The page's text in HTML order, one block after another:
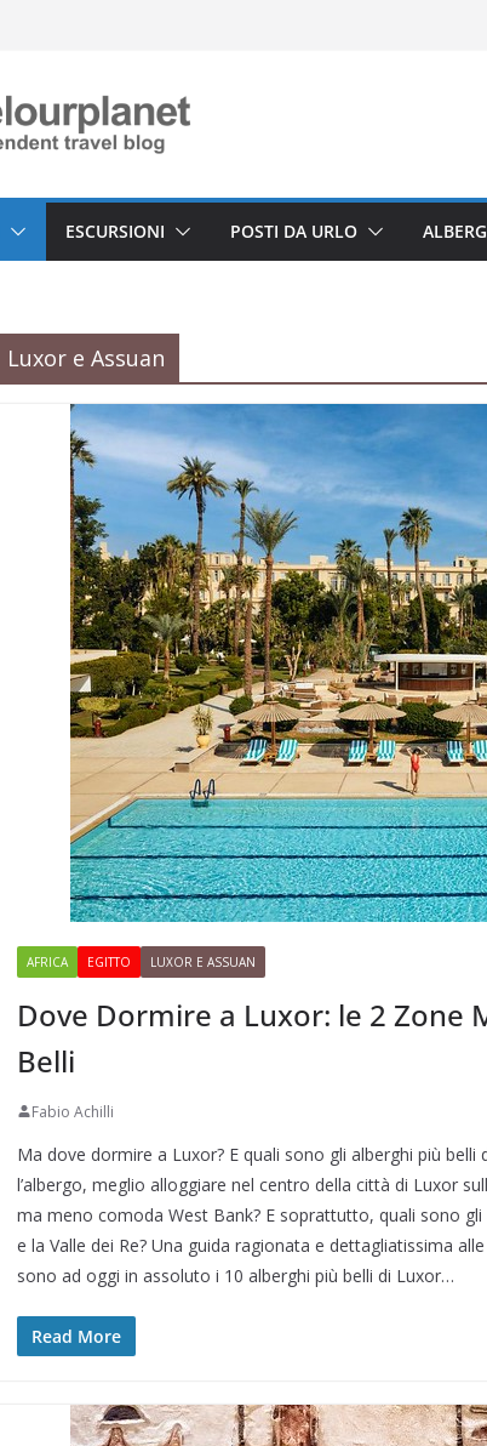
ESCURSIONI POSTI DA URLO
Luxor e Assuan
AFRICA EGITTO LUXOR E ASSUAN
Dove Dormire a Luxor: le 2 Zone
Belli
Fabio Achilli
Ma dove dormire a Luxor? E quali sono gli alberghi più
l’albergo, meglio alloggiare nel centro della città di Luxor
ma meno comoda West Bank? E soprattutto, quali sono
e la Valle dei Re? Una guida ragionata e dettagliatissima
sono ad oggi in assoluto i 10 alberghi più belli di Luxor…
Read More